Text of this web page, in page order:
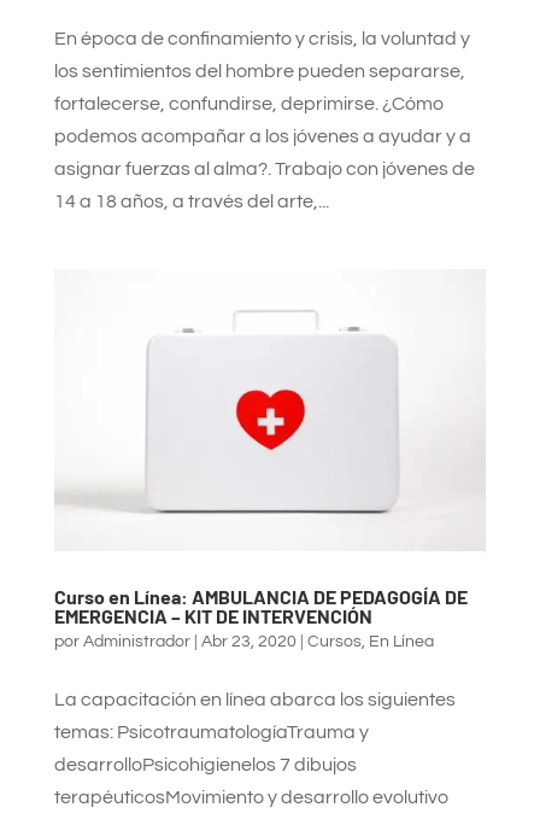
En época de confinamiento y crisis, la voluntad y
los sentimientos del hombre pueden separarse,
fortalecerse, confundirse, deprimirse. ¿Cómo
podemos acompañar a los jóvenes a ayudar y a
asignar fuerzas al alma?. Trabajo con jóvenes de
14 a 18 años, a través del arte,...
Curso en Línea: AMBULANCIA DE PEDAGOGÍA DE
EMERGENCIA – KIT DE INTERVENCIÓN
por Administrador| Abr 23, 2020 Cursos, En Línea
La capacitación en línea abarca los siguientes
temas: PsicotraumatologíaTrauma y
desarrolloPsicohigienelos 7 dibujos
terapéuticosMovimiento y desarrollo evolutivo